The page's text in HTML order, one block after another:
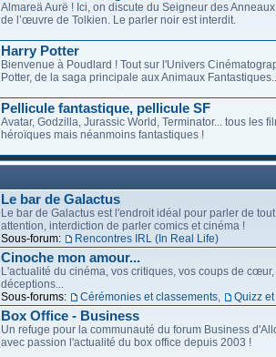
Almareä Aurë ! Ici, on discute du Seigneur des
de l’œuvre de Tolkien. Le parler noir est interdit.
Harry Potter
Bienvenue à Poudlard ! Tout sur l'Univers
Potter, de la saga principale aux Animaux
Pellicule fantastique, pellicule SF
Avatar, Godzilla, Jurassic World, Terminator... tous les
héroïques mais néanmoins fantastiques !
Le bar de Galactus
Le bar de Galactus est l'endroit idéal pour parler de
attention, interdiction de parler comics et cinéma !
Sous-forum:
Rencontres IRL (In Real Life)
Cinoche mon amour...
L'actualité du cinéma, vos critiques, vos coups de cœur,
déceptions...
Sous-forums:
Cérémonies et classements Quizz
Box Office - Business
Un refuge pour la communauté du forum Business
avec passion l'actualité du box office depuis 2003 !